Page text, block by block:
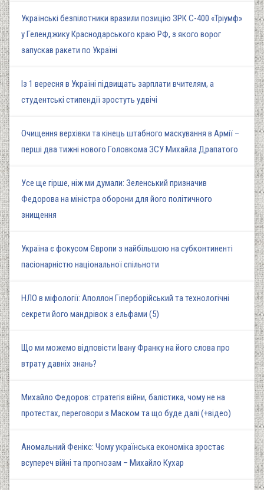
Українські безпілотники вразили позицію ЗРК С-400 «Тріумф»
у Геленджику Краснодарського краю РФ, з якого ворог
запускав ракети по Україні
Із 1 вересня в Україні підвищать зарплати вчителям, а
студентські стипендії зростуть удвічі
Очищення верхівки та кінець штабного маскування в Армії –
перші два тижні нового Головкома ЗСУ Михайла Драпатого
Усе ще гірше, ніж ми думали: Зеленський призначив
Федорова на міністра оборони для його політичного
знищення
Україна є фокусом Європи з найбільшою на субконтиненті
пасіонарністю національної спільноти
НЛО в міфології: Аполлон Гіперборійський та технологічні
секрети його мандрівок з ельфами (5)
Що ми можемо відповісти Івану Франку на його слова про
втрату давніх знань?
Михайло Федоров: стратегія війни, балістика, чому не на
протестах, переговори з Маском та що буде далі (+відео)
Аномальний Фенікс: Чому українська економіка зростає
всупереч війні та прогнозам – Михайло Кухар